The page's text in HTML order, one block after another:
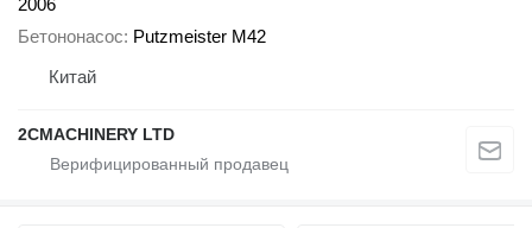
2006
Бетононасос Putzmeister M42
Китай
2CMACHINERY LTD